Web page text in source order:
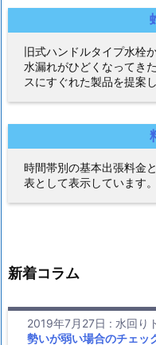
旧式ハンドルタイプ水栓
水漏れがひどくなってき
スにすぐれた製品を提案し
時間帯別の基本出張料金
表として表示しています。
新着コラム
2019年7月27日 : 水回り
勢いが弱い場合のチェッ